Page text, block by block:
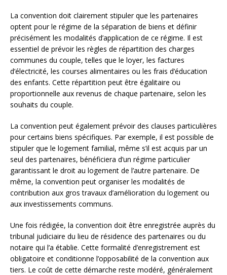
La convention doit clairement stipuler que les partenaires
optent pour le régime de la séparation de biens et définir
précisément les modalités d’application de ce régime. Il est
essentiel de prévoir les règles de répartition des charges
communes du couple, telles que le loyer, les factures
d’électricité, les courses alimentaires ou les frais d’éducation
des enfants. Cette répartition peut être égalitaire ou
proportionnelle aux revenus de chaque partenaire, selon les
souhaits du couple.
La convention peut également prévoir des clauses particulières
pour certains biens spécifiques. Par exemple, il est possible de
stipuler que le logement familial, même s’il est acquis par un
seul des partenaires, bénéficiera d’un régime particulier
garantissant le droit au logement de l’autre partenaire. De
même, la convention peut organiser les modalités de
contribution aux gros travaux d’amélioration du logement ou
aux investissements communs.
Une fois rédigée, la convention doit être enregistrée auprès du
tribunal judiciaire du lieu de résidence des partenaires ou du
notaire qui l’a établie. Cette formalité d’enregistrement est
obligatoire et conditionne l’opposabilité de la convention aux
tiers. Le coût de cette démarche reste modéré, généralement